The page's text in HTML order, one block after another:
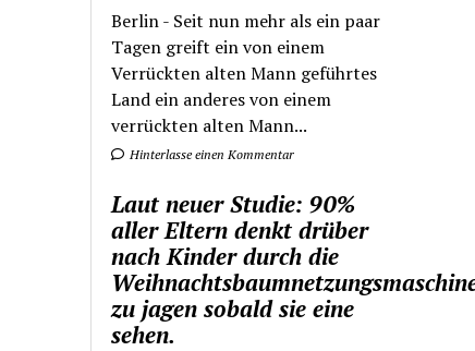
Berlin - Seit nun mehr als ein paar
Tagen greift ein von einem
Verrückten alten Mann geführtes
Land ein anderes von einem
verrückten alten Mann...
Hinterlasse einen Kommentar
Laut neuer Studie: 90%
aller Eltern denkt drüber
nach Kinder durch die
zu jagen sobald sie eine
sehen.